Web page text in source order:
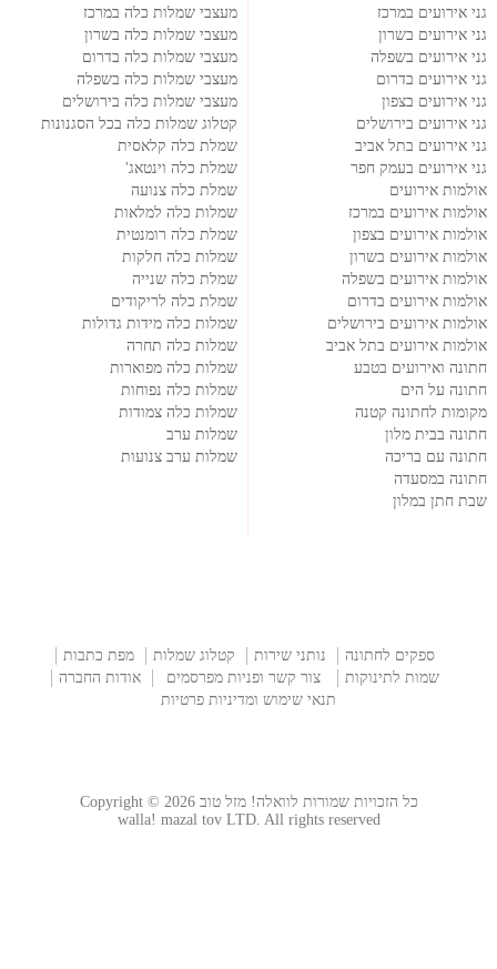
גני אירועים במרכז
גני אירועים בשרון
גני אירועים בשפלה
גני אירועים בדרום
גני אירועים בצפון
גני אירועים בירושלים
גני אירועים בתל אביב
גני אירועים בעמק חפר
אולמות אירועים
אולמות אירועים במרכז
אולמות אירועים בצפון
אולמות אירועים בשרון
אולמות אירועים בשפלה
אולמות אירועים בדרום
אולמות אירועים בירושלים
אולמות אירועים בתל אביב
חתונה ואירועים בטבע
חתונה על הים
מקומות לחתונה קטנה
חתונה בבית מלון
חתונה עם בריכה
חתונה במסעדה
שבת חתן במלון
מעצבי שמלות כלה במרכז
מעצבי שמלות כלה בשרון
מעצבי שמלות כלה בדרום
מעצבי שמלות כלה בשפלה
מעצבי שמלות כלה בירושלים
קטלוג שמלות כלה בכל הסגנונות
שמלת כלה קלאסית
שמלת כלה וינטאג'
שמלת כלה צנועה
שמלות כלה למלאות
שמלת כלה רומנטית
שמלות כלה חלקות
שמלת כלה שנייה
שמלת כלה לריקודים
שמלות כלה מידות גדולות
שמלות כלה תחרה
שמלות כלה מפוארות
שמלות כלה נפוחות
שמלות כלה צמודות
שמלות ערב
שמלות ערב צנועות
ספקים לחתונה נותני שירות קטלוג שמלות
מפת כתבות
שמות לתינוקות
צור קשר ופניות מפרסמים
אודות החברה
תנאי שימוש ומדיניות פרטיות
כל הזכויות שמורות לוואלה! מזל טוב Copyright © 2026
walla! mazal tov LTD. All rights reserved